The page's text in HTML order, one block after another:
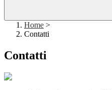
Home >
Contatti
Contatti